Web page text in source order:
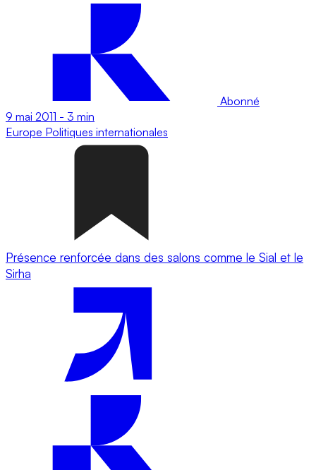
Abonné
9 mai 2011 - 3 min
Europe Politiques internationales
Présence renforcée dans des salons comme le Sial et le
Sirha